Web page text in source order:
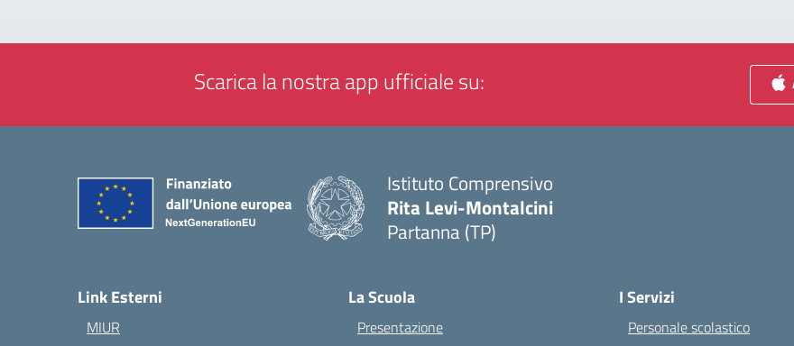
Scarica la nostra app ufficiale su:
Istituto Comprensivo
Rita Levi-Montalcini
Partanna (TP)
Link Esterni
MIUR
La Scuola
Presentazione
I Servizi
Personale scolastico